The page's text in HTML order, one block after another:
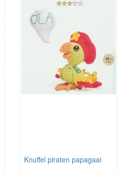
Knuffel piraten papagaai